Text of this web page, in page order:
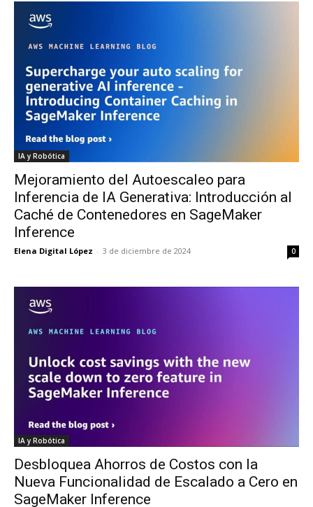
IA y Robótica
Mejoramiento del Autoescaleo para
Inferencia de IA Generativa: Introducción al
Caché de Contenedores en SageMaker
Inference
Elena Digital López - 3 de diciembre de 2024 0
IA y Robótica
Desbloquea Ahorros de Costos con la
Nueva Funcionalidad de Escalado a Cero en
SageMaker Inference